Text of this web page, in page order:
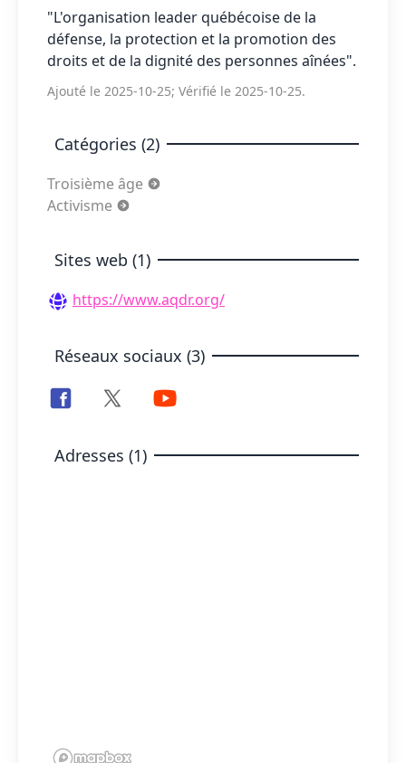
"L'organisation leader québécoise de la
défense, la protection et la promotion des
droits et de la dignité des personnes aînées".
Ajouté le 2025-10-25; Vérifié le 2025-10-25.
Catégories (2)
Troisième âge
Activisme
Sites web (1)
https://www.aqdr.org/
Réseaux sociaux (3)
Adresses (1)